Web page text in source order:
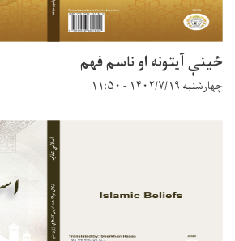
ځینې آیتونه او ناسم فهم
چهارشنبه ۱۴۰۲/۷/۱۹ - ۱۱:۵۰